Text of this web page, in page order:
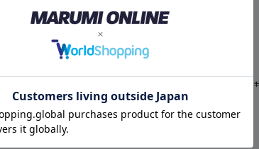
ユニバーサルオーバーオール プロフェッショナル メン
￥4,950(税込)